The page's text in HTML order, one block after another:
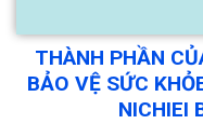
THÀNH PHẦN
BẢO VỆ SỨC
NICHIEI